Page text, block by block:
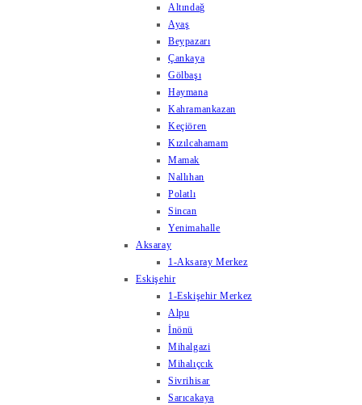
Altındağ
Ayaş
Beypazarı
Çankaya
Gölbaşı
Haymana
Kahramankazan
Keçiören
Kızılcahamam
Mamak
Nallıhan
Polatlı
Sincan
Yenimahalle
Aksaray
1-Aksaray Merkez
Eskişehir
1-Eskişehir Merkez
Alpu
İnönü
Mihalgazi
Mihalıçcık
Sivrihisar
Sarıcakaya